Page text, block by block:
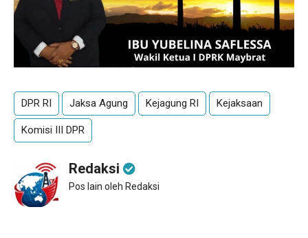
DPR RI Jaksa Agung Kejagung RI Kejaksaan
Komisi III DPR
Redaksi
Pos lain oleh Redaksi